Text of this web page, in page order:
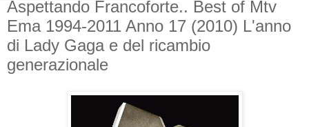
Aspettando Francoforte.. Best of Mtv
Ema 1994-2011 Anno 17 (2010) L'anno
di Lady Gaga e del ricambio
generazionale